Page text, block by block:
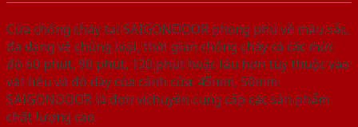
Cửa chống cháy tại SAIGONDOOR phong phú về màu sắc,
đa dạng về chủng loại, thời gian chống cháy có các mức
độ 60 phút, 90 phút, 120 phút hoặc lâu hơn tùy thuộc vào
vật liệu và độ dày của cánh cửa: 45mm, 50mm.
SAIGONDOOR là đơn vị chuyên cung cấp các sản phẩm
chất lượng cao.